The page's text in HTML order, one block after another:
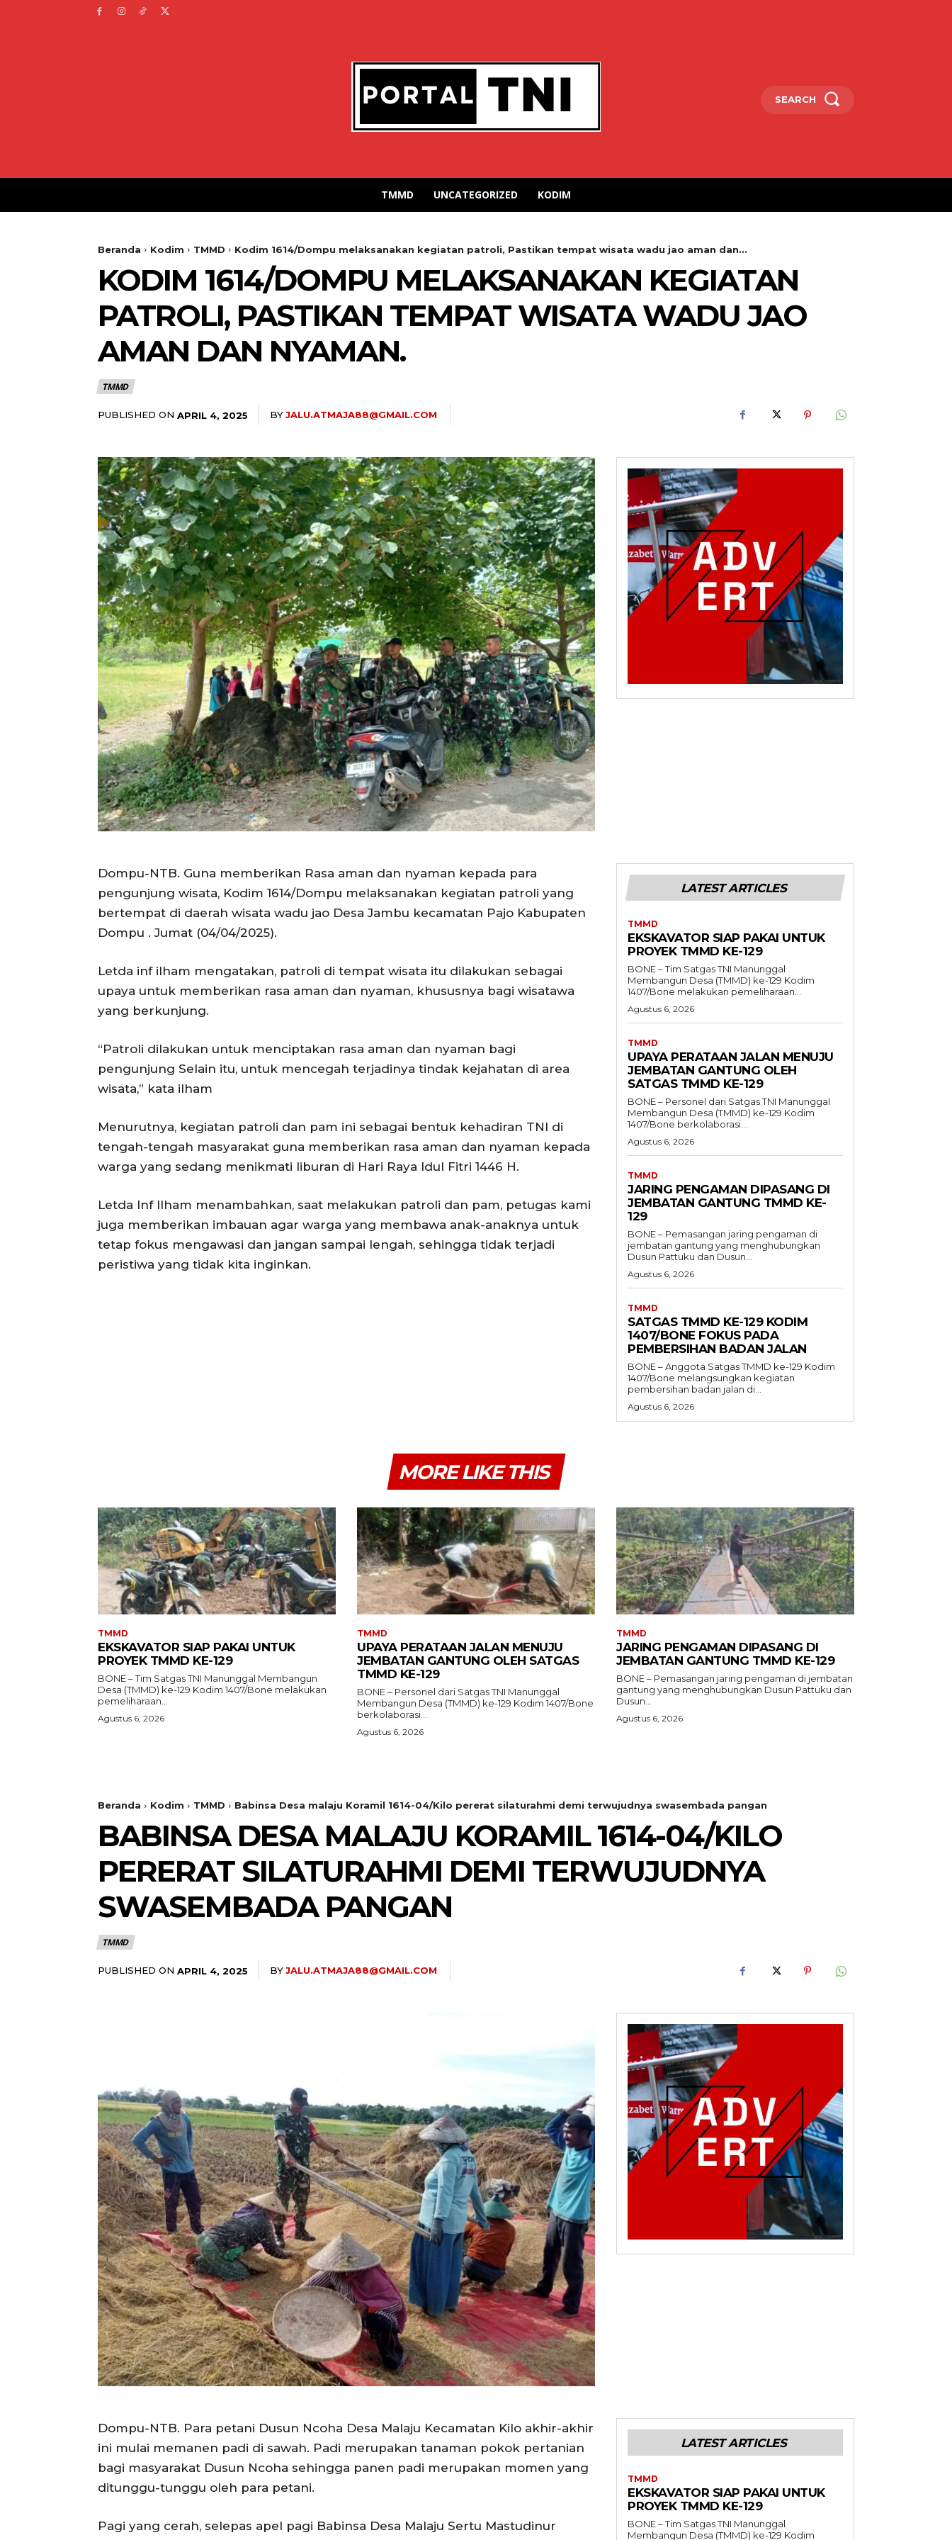
SEARCH
TMMD UNCATEGORIZED KODIM
Beranda Kodim TMMD Kodim 1614/Dompu melaksanakan kegiatan patroli, Pastikan tempat wisata wadu jao aman dan...
KODIM 1614/DOMPU MELAKSANAKAN KEGIATAN
PATROLI, PASTIKAN TEMPAT WISATA WADU JAO
AMAN DAN NYAMAN.
TMMD
PUBLISHED ON APRIL 4, 2025 BYJALU.ATMAJA88@GMAIL.COM
Dompu-NTB. Guna memberikan Rasa aman dan nyaman kepada para
pengunjung wisata, Kodim 1614/Dompu melaksanakan kegiatan patroli yang
bertempat di daerah wisata wadu jao Desa Jambu kecamatan Pajo Kabupaten
Dompu . Jumat (04/04/2025).
Letda inf ilham mengatakan, patroli di tempat wisata itu dilakukan sebagai
upaya untuk memberikan rasa aman dan nyaman, khususnya bagi wisatawa
yang berkunjung.
“Patroli dilakukan untuk menciptakan rasa aman dan nyaman bagi
pengunjung Selain itu, untuk mencegah terjadinya tindak kejahatan di area
wisata,” kata ilham
Menurutnya, kegiatan patroli dan pam ini sebagai bentuk kehadiran TNI di
tengah-tengah masyarakat guna memberikan rasa aman dan nyaman kepada
warga yang sedang menikmati liburan di Hari Raya Idul Fitri 1446 H.
Letda Inf Ilham menambahkan, saat melakukan patroli dan pam, petugas kami
juga memberikan imbauan agar warga yang membawa anak-anaknya untuk
tetap fokus mengawasi dan jangan sampai lengah, sehingga tidak terjadi
peristiwa yang tidak kita inginkan.
LATEST ARTICLES
TMMD
EKSKAVATOR SIAP PAKAI UNTUK
PROYEK TMMD KE-129
BONE – Tim Satgas TNI Manunggal
Membangun Desa (TMMD) ke-129 Kodim
1407/Bone melakukan pemeliharaan...
Agustus 6, 2026
TMMD
UPAYA PERATAAN JALAN MENUJU
JEMBATAN GANTUNG OLEH
SATGAS TMMD KE-129
BONE – Personel dari Satgas TNI Manunggal
Membangun Desa (TMMD) ke-129 Kodim
1407/Bone berkolaborasi...
Agustus 6, 2026
TMMD
JARING PENGAMAN DIPASANG DI
JEMBATAN GANTUNG TMMD KE-
129
BONE – Pemasangan jaring pengaman di
jembatan gantung yang menghubungkan
Dusun Pattuku dan Dusun...
Agustus 6, 2026
TMMD
SATGAS TMMD KE-129 KODIM
1407/BONE FOKUS PADA
PEMBERSIHAN BADAN JALAN
BONE – Anggota Satgas TMMD ke-129 Kodim
1407/Bone melangsungkan kegiatan
pembersihan badan jalan di...
Agustus 6, 2026
MORE LIKE THIS
TMMD
EKSKAVATOR SIAP PAKAI UNTUK
PROYEK TMMD KE-129
BONE – Tim Satgas TNI Manunggal Membangun
Desa (TMMD) ke-129 Kodim 1407/Bone melakukan
pemeliharaan...
Agustus 6, 2026
TMMD
UPAYA PERATAAN JALAN MENUJU
JEMBATAN GANTUNG OLEH SATGAS
TMMD KE-129
BONE – Personel dari Satgas TNI Manunggal
Membangun Desa (TMMD) ke-129 Kodim 1407/Bone
berkolaborasi...
Agustus 6, 2026
TMMD
JARING PENGAMAN DIPASANG DI
JEMBATAN GANTUNG TMMD KE-129
BONE – Pemasangan jaring pengaman di jembatan
gantung yang menghubungkan Dusun Pattuku dan
Dusun...
Agustus 6, 2026